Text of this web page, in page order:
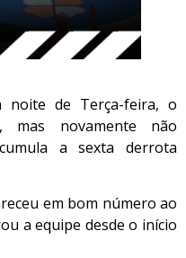
noite de Terça-feira, o
mas novamente não
a sexta derrota
em bom número ao
a equipe desde o início